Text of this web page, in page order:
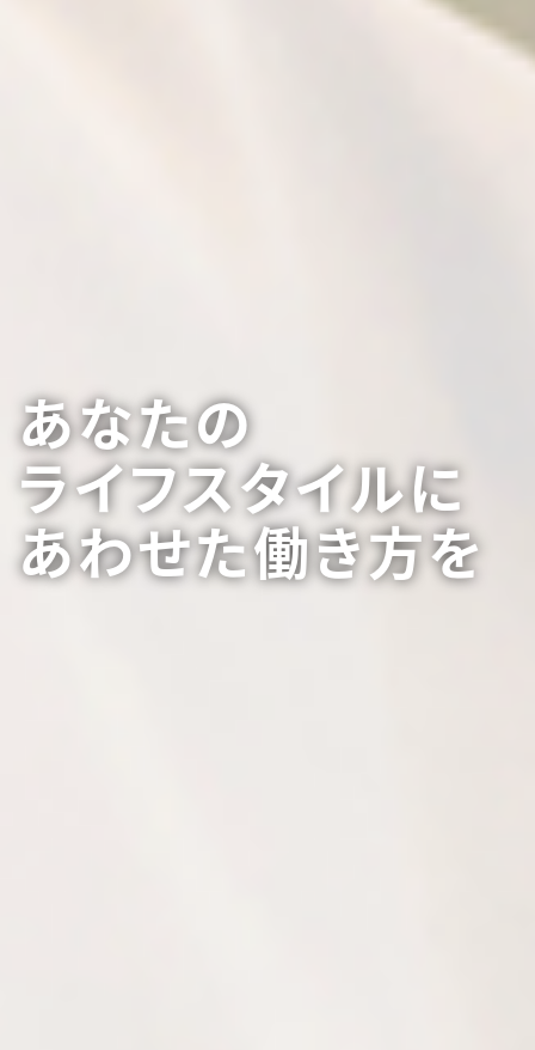
あなたの
ライフスタイルに
あわせた働き方を